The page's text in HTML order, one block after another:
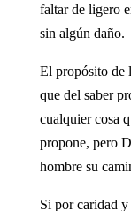
faltar de ligero
sin algún daño.
El propósito de
que del saber
cualquier cosa
propone, pero
hombre su
Si por caridad